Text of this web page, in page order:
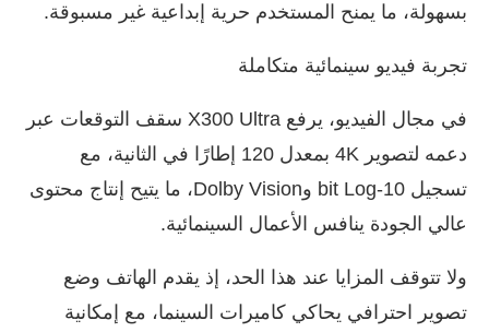
بسهولة، ما يمنح المستخدم حرية إبداعية غير مسبوقة.
تجربة فيديو سينمائية متكاملة
في مجال الفيديو، يرفع X300 Ultra سقف التوقعات عبر
دعمه لتصوير 4K بمعدل 120 إطارًا في الثانية، مع
تسجيل 10-bit Log وDolby Vision، ما يتيح إنتاج محتوى
عالي الجودة ينافس الأعمال السينمائية.
ولا تتوقف المزايا عند هذا الحد، إذ يقدم الهاتف وضع
تصوير احترافي يحاكي كاميرات السينما، مع إمكانية